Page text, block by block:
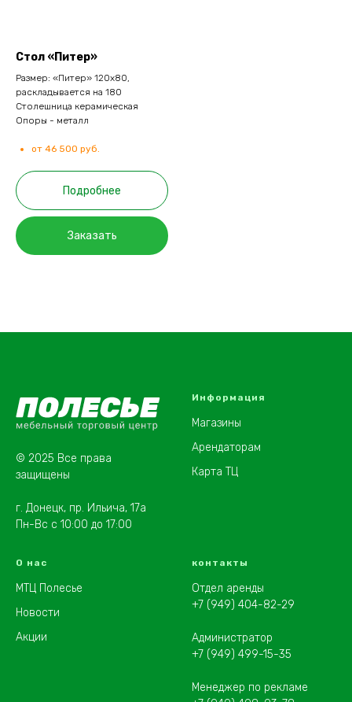
Стол «Питер»
Размер: «Питер» 120х80,
раскладывается на 180
Столешница керамическая
Опоры - металл
от 46 500 руб.
Подробнее
Заказать
© 2025 Все права
защищены
г. Донецк, пр. Ильича, 17а
Пн-Вс с 10:00 до 17:00
Информация
Магазины
Арендаторам
Карта ТЦ
О нас
МТЦ Полесье
Новости
Акции
контакты
Отдел аренды
+7 (949) 404-82-29
Администратор
+7 (949) 499-15-35
Менеджер по рекламе